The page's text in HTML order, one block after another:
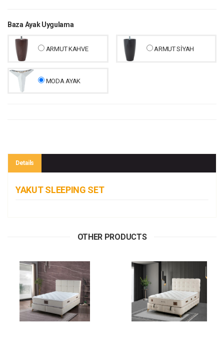
Baza Ayak Uygulama
ARMUT KAHVE ARMUT SİYAH
MODA AYAK
Details
YAKUT SLEEPING SET
OTHER PRODUCTS